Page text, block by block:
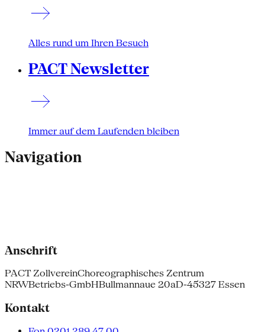
Alles rund um Ihren Besuch
PACT Newsletter
Immer auf dem Laufenden bleiben
Navigation
Anschrift
PACT ZollvereinChoreographisches Zentrum
NRWBetriebs-GmbHBullmannaue 20aD-45327 Essen
Kontakt